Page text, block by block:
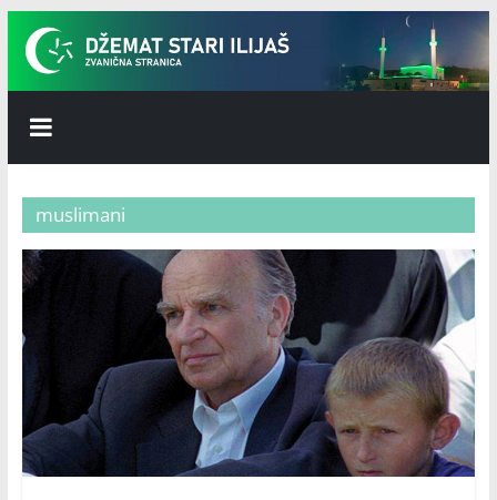
Skip
content
Džemat
Stari
Ilijaš
muslimani